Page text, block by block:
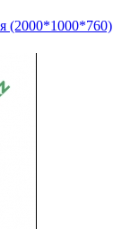
(2000*1000*760)